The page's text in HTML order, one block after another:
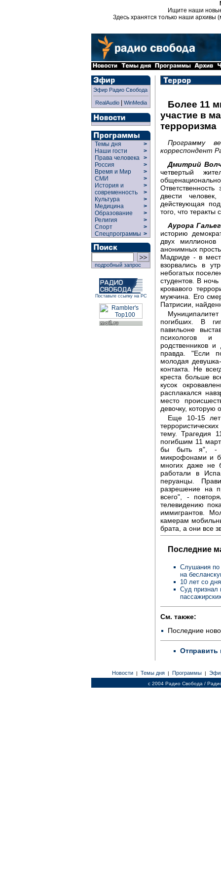
Ищите наши
Здесь хранятся только наши архивы
Эфир Радио Свобода
RealAudio| WinMedia
Темы дня
>
Наши гости
>
Права человека >
Россия
>
Время и Мир
>
СМИ
>
История и
современность
>
>
Культура
>
Медицина
>
Образование
>
Религия
>
Спорт
>
Спецпрограммы >
подробный запрос
Поставьте ссылку на РС
Более 11
участие в
терроризма
Программу
корреспондент
Дмитрий
четвертый
двести
действующая
того, что теракты
Аурора
историю
двух миллионов
анонимных
Мадриде - в
взорвались в
небогатых
студентов. В
кровавого
мужчина. Его
Патрисии,
погибших. В
павильоне
психологов и
родственников
правда. "Если
молодая
контакта. Не
креста больше
кусок
расплакался
место
девочку,
Еще 10-15
тему. Трагедия
погибшим 11
бы быть я", -
микрофонами и
многих даже не
работали в
перуанцы.
разрешение на
всего", -
телевидению
иммигрантов.
камерам
брата, а они все
Последние
Слушания по
на
10 лет со
Суд признал
См. также:
Последние
Отправить
Новости | Темы дня | Программы |
c 2004 Радио Свобода /